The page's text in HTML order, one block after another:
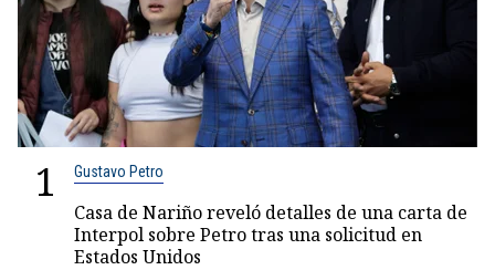
1 Gustavo Petro
Casa de Nariño reveló detalles de una carta de
Interpol sobre Petro tras una solicitud en
Estados Unidos